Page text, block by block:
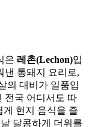
은 레촌(Lechon)입
낸 통돼지 요리로,
의 대비가 일품입
전국 어디서도 따
게 현지 음식을 즐
달콤하게 더위를